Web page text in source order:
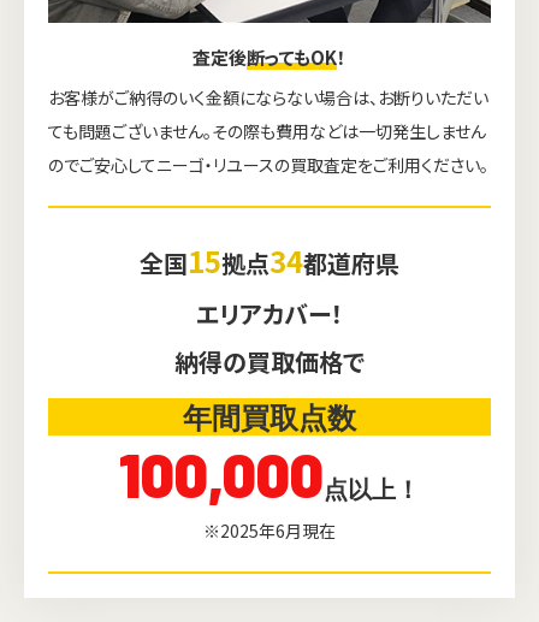
かんたん査定見積
査定後断ってもOK！
お客様がご納得のいく金額にならない場合は、お断りいただい
ても問題ございません。その際も費用などは一切発生しません
のでご安心してニーゴ・リユースの買取査定をご利用ください。
全国15拠点34都道府県
エリアカバー！
納得の買取価格で
年間買取点数
100,000点以上！
※2025年6月現在